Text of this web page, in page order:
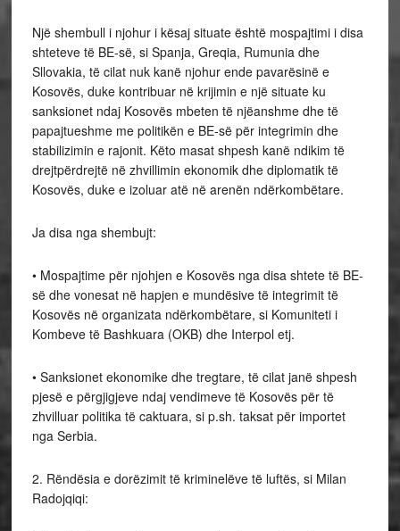
Një shembull i njohur i kësaj situate është mospajtimi i disa
shteteve të BE-së, si Spanja, Greqia, Rumunia dhe
Sllovakia, të cilat nuk kanë njohur ende pavarësinë e
Kosovës, duke kontribuar në krijimin e një situate ku
sanksionet ndaj Kosovës mbeten të njëanshme dhe të
papajtueshme me politikën e BE-së për integrimin dhe
stabilizimin e rajonit. Këto masat shpesh kanë ndikim të
drejtpërdrejtë në zhvillimin ekonomik dhe diplomatik të
Kosovës, duke e izoluar atë në arenën ndërkombëtare.
Ja disa nga shembujt:
• Mospajtime për njohjen e Kosovës nga disa shtete të BE-
së dhe vonesat në hapjen e mundësive të integrimit të
Kosovës në organizata ndërkombëtare, si Komuniteti i
Kombeve të Bashkuara (OKB) dhe Interpol etj.
• Sanksionet ekonomike dhe tregtare, të cilat janë shpesh
pjesë e përgjigjeve ndaj vendimeve të Kosovës për të
zhvilluar politika të caktuara, si p.sh. taksat për importet
nga Serbia.
2. Rëndësia e dorëzimit të kriminelëve të luftës, si Milan
Radojqiqi: